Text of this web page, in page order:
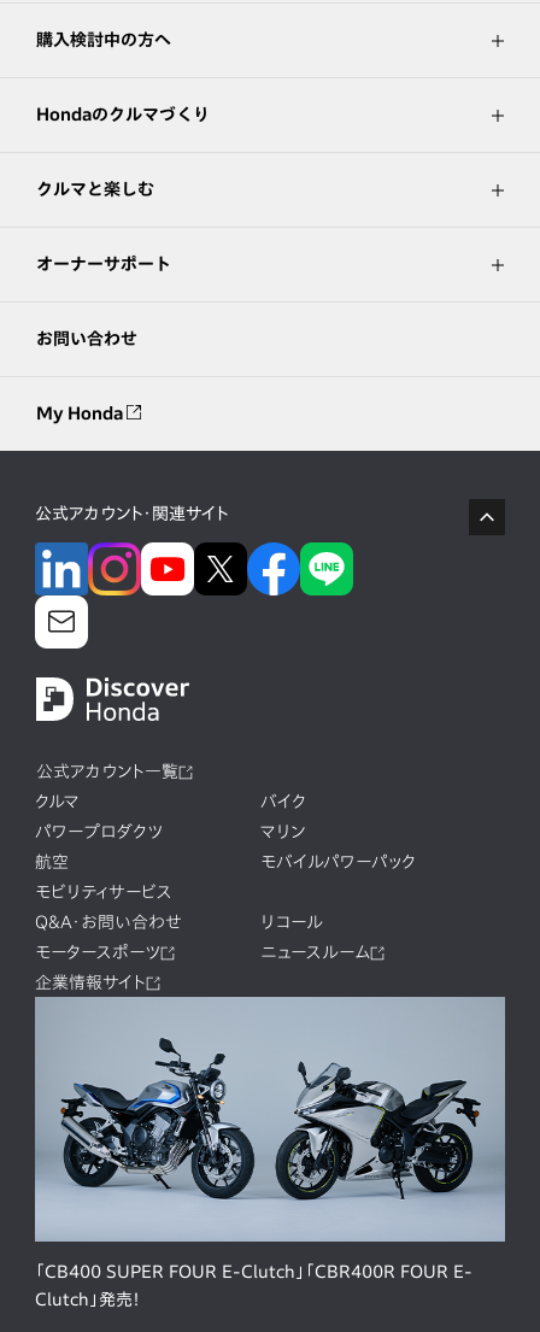
購入検討中の方へ
Hondaのクルマづくり
クルマと楽しむ
オーナーサポート
お問い合わせ
My Honda
公式アカウント・関連サイト
公式アカウント一覧
クルマ
バイク
パワープロダクツ
マリン
航空
モバイルパワーパック
モビリティサービス
Q&A・お問い合わせ
リコール
モータースポーツ
ニュースルーム
企業情報サイト
「CB400 SUPER FOUR E-Clutch」「CBR400R FOUR E-
Clutch」発売！